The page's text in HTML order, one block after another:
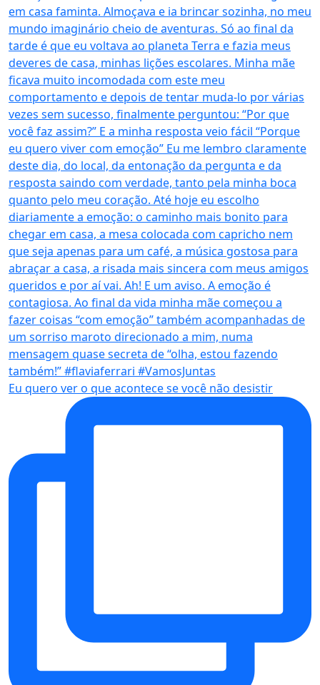
Eu quero ver o que acontece se você não desistir